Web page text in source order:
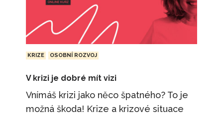
KRIZE OSOBNÍ ROZVOJ
V krizi je dobré mít vizi
Vnímáš krizi jako něco špatného? To je
možná škoda! Krize a krizové situace